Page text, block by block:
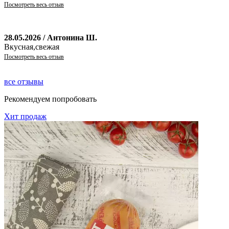
Посмотреть весь отзыв
28.05.2026 / Антонина Ш.
Вкусная,свежая
Посмотреть весь отзыв
все отзывы
Рекомендуем попробовать
Хит продаж